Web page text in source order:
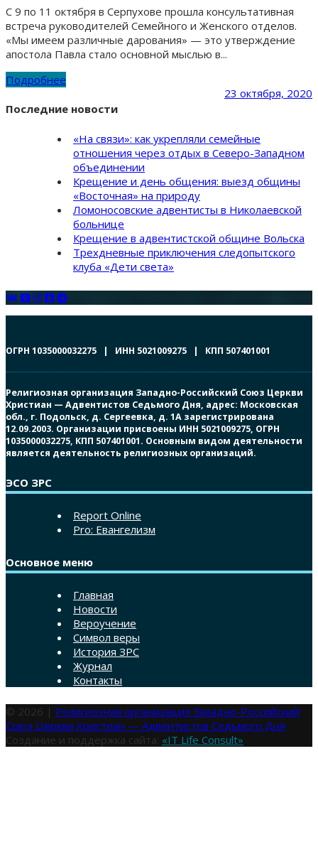
С 9 по 11 октября в Серпухове прошла консультативная
встреча руководителей Семейного и Женского отделов.
«Мы имеем различные дарования» — это утверждение
апостола Павла стало основной мыслью в...
Подробнее
23 октября, 2020
Последние новости
«На связи»: как укрепляли семейные
отношения через отдых в Северо-Западном
объединении
Крещение и день общения: выезд общины
«Восточная» на природу
Ломоносовские адвентисты в Николаевской
больнице
Крещение в адвентистской общине Вольска
Трехдневные приключения следопытского
клуба «Дети света»
ОГРН 1035000032275 | ИНН 5021009275 | КПП 507401001
Религиозная организация Западно-Российский Союз Церкви
Христиан — Адвентистов Седьмого Дня, адрес: Московская
обл., г. Подольск, д. Сергеевка, д. 1А зарегистрирована
12.09.2003. Организации присвоены ИНН 5021009275, ОГРН
1035000032275, КПП 507401001. Основным видом деятельности
является деятельность религиозных организаций.
ЭСО ЗРС
Report Online
Pro: Евангелизм
Основное меню
Главная
Новости
Вероучение
Символ веры
История ЗРС
Журнал
Контакты
© 2026 | Религиозная организация Западно-Российский
Союз Церкви Христиан — Адвентистов Седьмого Дня
Создание и поддержка сайта: «IT Life Consult»